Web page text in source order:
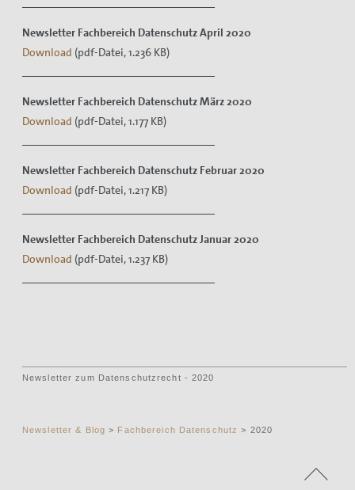
Newsletter Fachbereich Datenschutz April 2020
Download (pdf-Datei, 1.236 KB)
Newsletter Fachbereich Datenschutz März 2020
Download (pdf-Datei, 1.177 KB)
Newsletter Fachbereich Datenschutz Februar 2020
Download (pdf-Datei, 1.217 KB)
Newsletter Fachbereich Datenschutz Januar 2020
Download (pdf-Datei, 1.237 KB)
Newsletter zum Datenschutzrecht - 2020
Newsletter & Blog > Fachbereich Datenschutz > 2020